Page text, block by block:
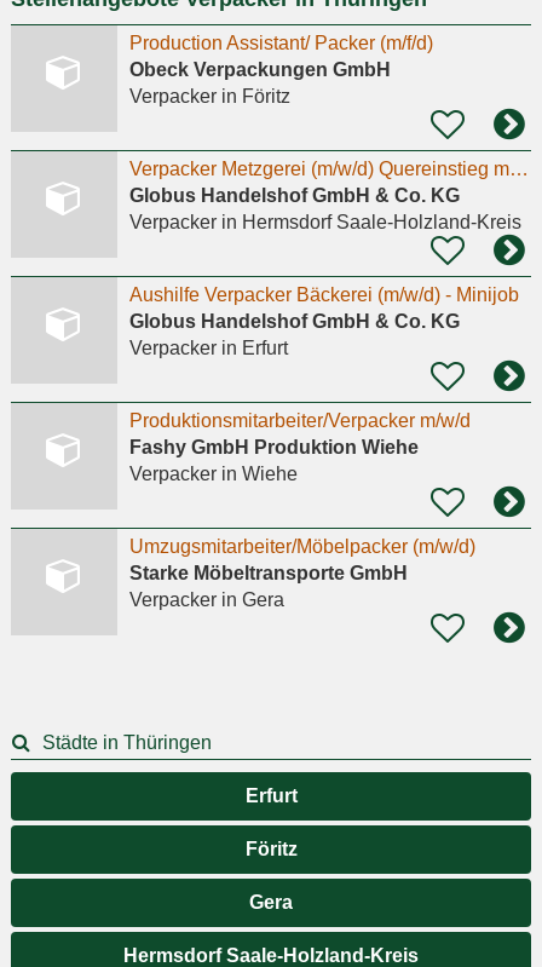
Production Assistant/ Packer (m/f/d)
Obeck Verpackungen GmbH
Verpackerin Föritz
Verpacker Metzgerei (m/w/d) Quereinstieg möglich
Globus Handelshof GmbH & Co. KG
Verpackerin Hermsdorf Saale-Holzland-Kreis
Aushilfe Verpacker Bäckerei (m/w/d) - Minijob
Globus Handelshof GmbH & Co. KG
Verpackerin Erfurt
Produktionsmitarbeiter/Verpacker m/w/d
Fashy GmbH Produktion Wiehe
Verpackerin Wiehe
Umzugsmitarbeiter/Möbelpacker (m/w/d)
Starke Möbeltransporte GmbH
Verpackerin Gera
Städte in Thüringen
Erfurt
Föritz
Gera
Hermsdorf Saale-Holzland-Kreis